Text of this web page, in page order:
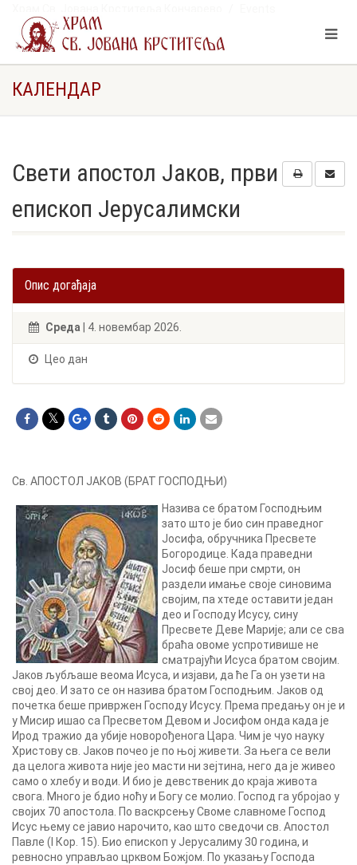
Свети апостол Јаков, први епископ Јерусалимски
КАЛЕНДАР
Свети апостол Јаков, први
епископ Јерусалимски
Опис догађаја
Cреда | 4. новембар 2026.
Цео дан
Св. АПОСТОЛ ЈАКОВ (БРАТ ГОСПОДЊИ)
Назива се братом Господњим
зато што је био син праведног
Јосифа, обручника Пресвете
Богородице. Када праведни
Јосиф беше при смрти, он
раздели имање своје синовима
својим, па хтеде оставити један
део и Господу Исусу, сину
Пресвете Деве Марије; али се сва
браћа овоме успротивише не
сматрајући Исуса братом својим.
Јаков љубљаше веома Исуса, и изјави, да ће Га он узети на
свој део. И зато се он назива братом Господњим. Јаков од
почетка беше привржен Господу Исусу. Према предању он је и
у Мисир ишао са Пресветом Девом и Јосифом онда када је
Ирод тражио да убије новорођенога Цара. Чим је чуо науку
Христову св. Јаков почео је по њој живети. За њега се вели
да целога живота није јео масти ни зејтина, него да је живео
само о хлебу и води. И био је девственик до краја живота
свога. Много је бдио ноћу и Богу се молио. Господ га убројао у
својих 70 апостола. По васкрсењу Своме славноме Господ
Исус њему се јавио нарочито, као што сведочи св. Апостол
Павле (I Кор. 15). Био епископ у Јерусалиму 30 година, и
ревносно управљао црквом Божјом. По указању Господа